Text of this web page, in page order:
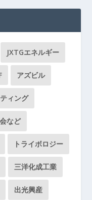
JXTGエネルギー
アズビル
ィング
など
トライボロジー
三洋化成工業
出光興産